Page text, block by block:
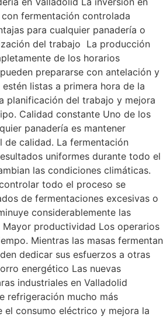
fermentación controlada
para cualquier panadería o
del trabajo La producción
de los horarios
prepararse con antelación y
listas a primera hora de la
planificación del trabajo y mejora
Calidad constante Uno de los
panadería es mantener
de calidad. La fermentación
uniformes durante todo el
las condiciones climáticas.
todo el proceso se
de fermentaciones excesivas o
considerablemente las
productividad Los operarios
Mientras las masas fermentan
dedicar sus esfuerzos a otras
energético Las nuevas
industriales en Valladolid
refrigeración mucho más
el consumo eléctrico y mejora la